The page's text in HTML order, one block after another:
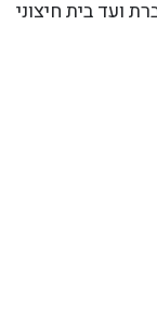
ועד בית חיצוני